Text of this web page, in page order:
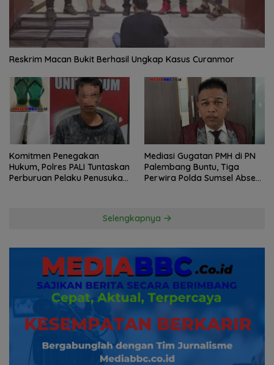
Reskrim Macan Bukit Berhasil Ungkap Kasus Curanmor
Komitmen Penegakan
Hukum, Polres PALI Tuntaskan
Perburuan Pelaku Penusukan
Mediasi Gugatan PMH di PN
Palembang Buntu, Tiga
Perwira Polda Sumsel Absen,
Selengkapnya